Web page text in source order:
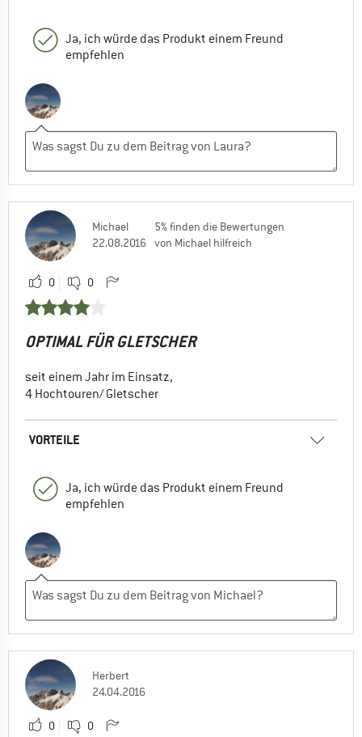
Ja, ich würde das Produkt einem Freund
empfehlen
Michael
22.08.2016
5% finden die Bewertungen
von Michael hilfreich
0 0
OPTIMAL FÜR GLETSCHER
seit einem Jahr im Einsatz,
4 Hochtouren/ Gletscher
VORTEILE
Ja, ich würde das Produkt einem Freund
empfehlen
Herbert
24.04.2016
0 0